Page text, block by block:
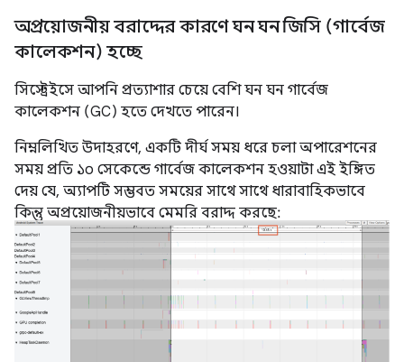
অপ্রয়োজনীয় বরাদ্দের কারণে ঘন ঘন জিসি (গার্বেজ
কালেকশন) হচ্ছে
সিস্ট্রেইসে আপনি প্রত্যাশার চেয়ে বেশি ঘন ঘন গার্বেজ
কালেকশন (GC) হতে দেখতে পারেন।
নিম্নলিখিত উদাহরণে, একটি দীর্ঘ সময় ধরে চলা অপারেশনের
সময় প্রতি ১০ সেকেন্ডে গার্বেজ কালেকশন হওয়াটা এই ইঙ্গিত
দেয় যে, অ্যাপটি সম্ভবত সময়ের সাথে সাথে ধারাবাহিকভাবে
কিন্তু অপ্রয়োজনীয়ভাবে মেমরি বরাদ্দ করছে: